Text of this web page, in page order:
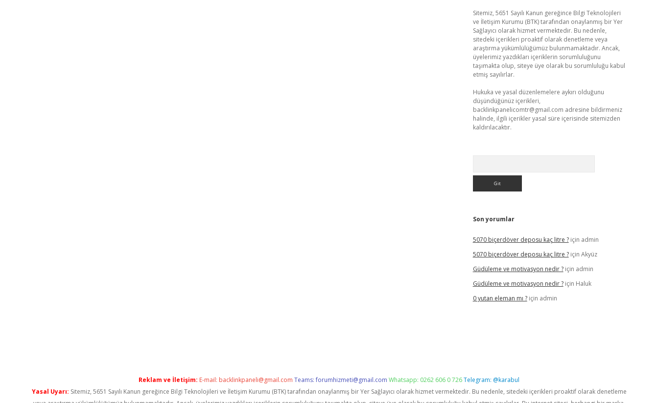
Sitemiz, 5651 Sayılı Kanun gereğince Bilgi Teknolojileri
ve İletişim Kurumu (BTK) tarafından onaylanmış bir Yer
Sağlayıcı olarak hizmet vermektedir. Bu nedenle,
sitedeki içerikleri proaktif olarak denetleme veya
araştırma yükümlülüğümüz bulunmamaktadır. Ancak,
üyelerimiz yazdıkları içeriklerin sorumluluğunu
taşımakta olup, siteye üye olarak bu sorumluluğu kabul
etmiş sayılırlar.
Hukuka ve yasal düzenlemelere aykırı olduğunu
düşündüğünüz içerikleri,
backlinkpanelicomtr@gmail.com adresine bildirmeniz
halinde, ilgili içerikler yasal süre içerisinde sitemizden
kaldırılacaktır.
Son yorumlar
5070 biçerdöver deposu kaç litre ?için admin
5070 biçerdöver deposu kaç litre ?için Akyüz
Güdüleme ve motivasyon nedir ?için admin
Güdüleme ve motivasyon nedir ?için Haluk
0 yutan eleman mı ?için admin
Reklam ve İletişim: E-mail: backlinkpaneli@gmail.com Teams:forumhizmeti@gmail.com Whatsapp: 0262 606 0 726Telegram: @karabul
Yasal Uyarı: Sitemiz, 5651 Sayılı Kanun gereğince Bilgi Teknolojileri ve İletişim Kurumu (BTK) tarafından onaylanmış bir Yer Sağlayıcı olarak hizmet vermektedir. Bu nedenle, sitedeki içerikleri proaktif olarak denetleme